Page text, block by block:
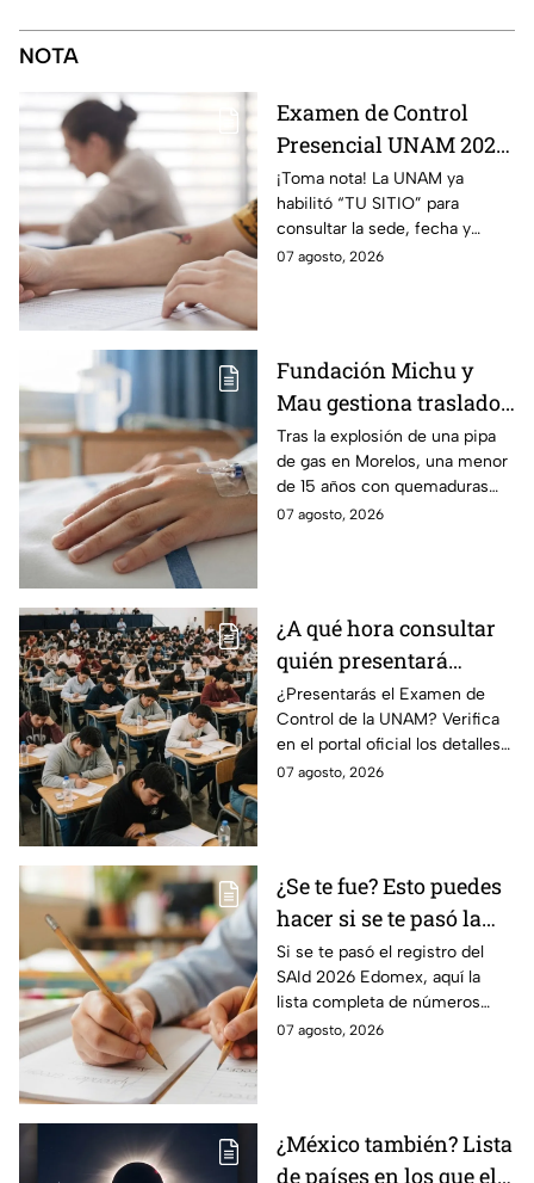
NOTA
Examen de Control
Presencial UNAM 2026:
consulta aquí tu sede,
fecha y horario
¡Toma nota! La UNAM ya
habilitó “TU SITIO” para
consultar la sede, fecha y
horario del Examen Control
07 agosto, 2026
Fundación Michu y
Mau gestiona traslado
a Texas de adolescente
herida en explosión de
una pipa de gas en
Morelos
Tras la explosión de una pipa
de gas en Morelos, una menor
de 15 años con quemaduras
graves será trasladada a
07 agosto, 2026
¿A qué hora consultar
quién presentará
examen de control?
¿Presentarás el Examen de
Control de la UNAM? Verifica
en el portal oficial los detalles
de tu cita y los puntajes
07 agosto, 2026
¿Se te fue? Esto puedes
hacer si se te pasó la
fecha de preinscripción
SAID Edomex 2026
Si se te pasó el registro del
SAId 2026 Edomex, aquí la
lista completa de números
telefónicos y correos de
07 agosto, 2026
¿México también? Lista
de países en los que el